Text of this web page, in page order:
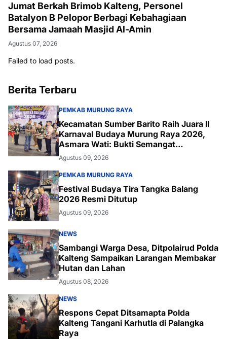
Jumat Berkah Brimob Kalteng, Personel
Batalyon B Pelopor Berbagi Kebahagiaan
Bersama Jamaah Masjid Al-Amin
Agustus 07, 2026
Failed to load posts.
Berita Terbaru
PEMKAB MURUNG RAYA
Kecamatan Sumber Barito Raih Juara II
Karnaval Budaya Murung Raya 2026,
Asmara Wati: Bukti Semangat
Melestarikan Budaya
Agustus 09, 2026
PEMKAB MURUNG RAYA
Festival Budaya Tira Tangka Balang
2026 Resmi Ditutup
Agustus 09, 2026
NEWS
Sambangi Warga Desa, Ditpolairud Polda
Kalteng Sampaikan Larangan Membakar
Hutan dan Lahan
Agustus 08, 2026
NEWS
Respons Cepat Ditsamapta Polda
Kalteng Tangani Karhutla di Palangka
Raya